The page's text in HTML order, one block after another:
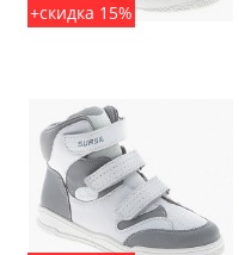
+скидка 15%